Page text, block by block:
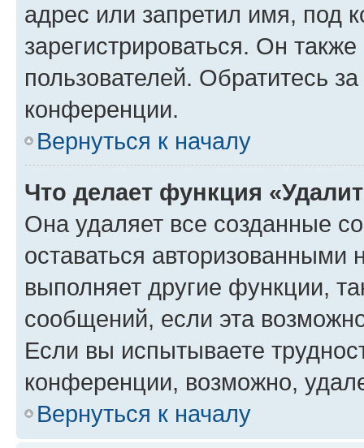
адрес или запретил имя, под
зарегистрироваться. Он
пользователей. Обратитесь
конференции.
Вернуться к началу
Что делает функция
Она удаляет все созданные
оставаться авторизованными
выполняет другие функции,
сообщений, если эта
Если вы испытываете
конференции, возможно,
Вернуться к началу